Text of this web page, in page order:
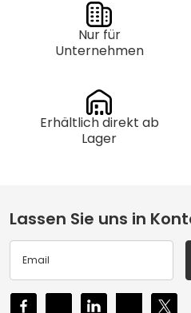
Nur für
Unternehmen
Erhältlich direkt ab
Lager
Lassen Sie uns in